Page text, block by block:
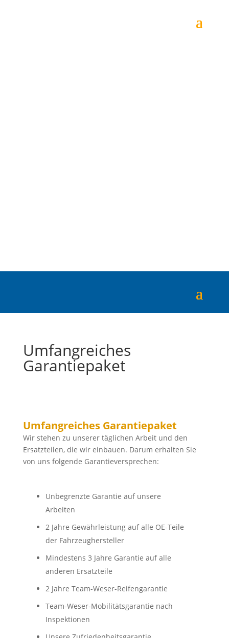
Umfangreiches
Garantiepaket
Umfangreiches Garantiepaket
Wir stehen zu unserer täglichen Arbeit und den
Ersatzteilen, die wir einbauen. Darum erhalten Sie
von uns folgende Garantie­versprechen:
Unbegrenzte Garantie auf unsere
Arbeiten
2 Jahre Gewährleistung auf alle OE-Teile
der Fahrzeughersteller
Mindestens 3 Jahre Garantie auf alle
anderen Ersatzteile
2 Jahre Team-Weser-Reifengarantie
Team-Weser-Mobilitätsgarantie nach
Inspektionen